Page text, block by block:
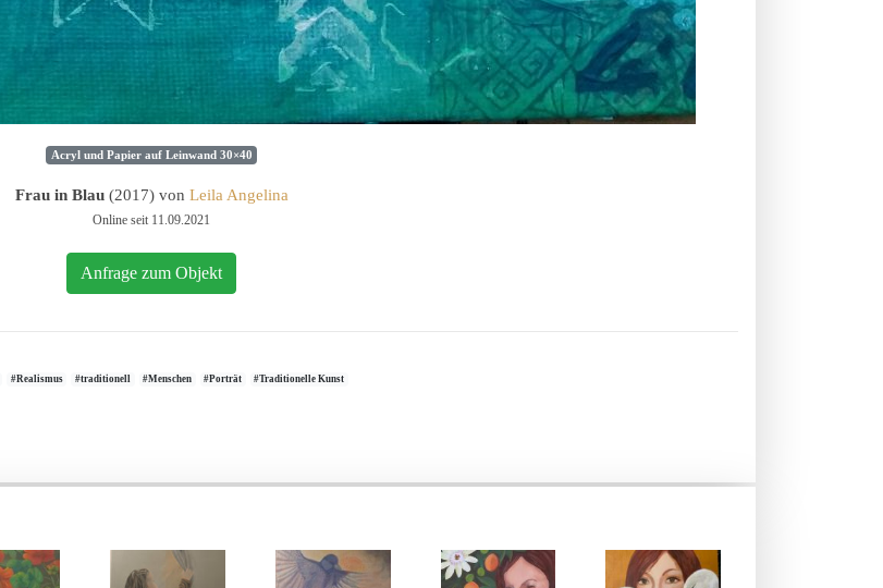
Acryl und Papier auf Leinwand 30×40
Frau in Blau(2017) von Leila Angelina
Online seit 11.09.2021
Anfrage zum Objekt
#Realismus #traditionell #Menschen #Porträt #Traditionelle Kunst